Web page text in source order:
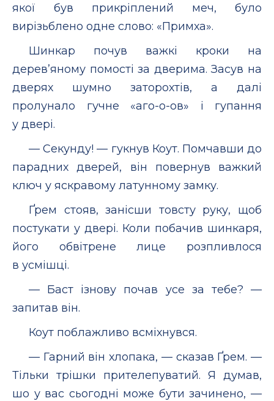
якої був прикріплений меч, було
вирізьблено одне слово: «Примха».
Шинкар почув важкі кроки на
дерев’яному помості за дверима. Засув на
дверях шумно заторохтів, а далі
пролунало гучне «аго-о-ов» і гупання
у двері.
— Секунду! — гукнув Коут. Помчавши до
парадних дверей, він повернув важкий
ключ у яскравому латунному замку.
Ґрем стояв, занісши товсту руку, щоб
постукати у двері. Коли побачив шинкаря,
його обвітрене лице розпливлося
в усмішці.
— Баст ізнову почав усе за тебе? —
запитав він.
Коут поблажливо всміхнувся.
— Гарний він хлопака, — сказав Ґрем. —
Тільки трішки прителепуватий. Я думав,
шо у вас сьогодні може бути зачинено, —